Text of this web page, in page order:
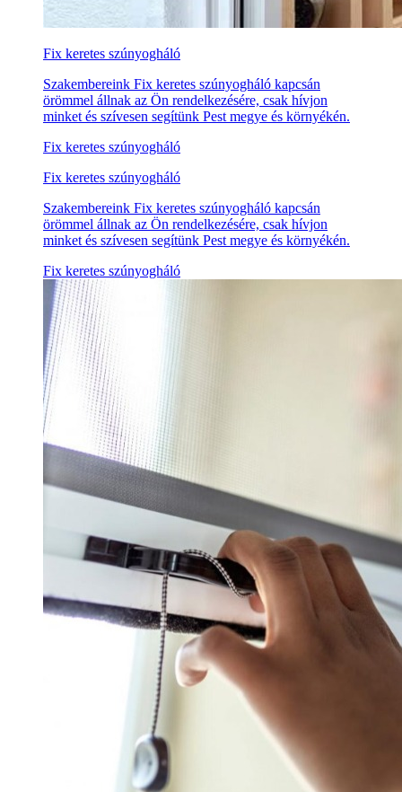
Fix keretes szúnyogháló
Szakembereink Fix keretes szúnyogháló kapcsán
örömmel állnak az Ön rendelkezésére, csak hívjon
minket és szívesen segítünk Pest megye és környékén.
Fix keretes szúnyogháló
Fix keretes szúnyogháló
Szakembereink Fix keretes szúnyogháló kapcsán
örömmel állnak az Ön rendelkezésére, csak hívjon
minket és szívesen segítünk Pest megye és környékén.
Fix keretes szúnyogháló